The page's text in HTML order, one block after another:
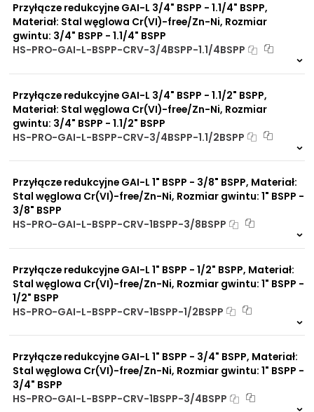
Przyłącze redukcyjne GAI-L 3/4" BSPP - 1.1/4" BSPP,
Materiał: Stal węglowa Cr(VI)-free/Zn-Ni, Rozmiar
gwintu: 3/4" BSPP - 1.1/4" BSPP
HS-PRO-GAI-L-BSPP-CRV-3/4BSPP-1.1/4BSPP
Przyłącze redukcyjne GAI-L 3/4" BSPP - 1.1/2" BSPP,
Materiał: Stal węglowa Cr(VI)-free/Zn-Ni, Rozmiar
gwintu: 3/4" BSPP - 1.1/2" BSPP
HS-PRO-GAI-L-BSPP-CRV-3/4BSPP-1.1/2BSPP
Przyłącze redukcyjne GAI-L 1" BSPP - 3/8" BSPP, Materiał:
Stal węglowa Cr(VI)-free/Zn-Ni, Rozmiar gwintu: 1" BSPP -
3/8" BSPP
HS-PRO-GAI-L-BSPP-CRV-1BSPP-3/8BSPP
Przyłącze redukcyjne GAI-L 1" BSPP - 1/2" BSPP, Materiał:
Stal węglowa Cr(VI)-free/Zn-Ni, Rozmiar gwintu: 1" BSPP -
1/2" BSPP
HS-PRO-GAI-L-BSPP-CRV-1BSPP-1/2BSPP
Przyłącze redukcyjne GAI-L 1" BSPP - 3/4" BSPP, Materiał:
Stal węglowa Cr(VI)-free/Zn-Ni, Rozmiar gwintu: 1" BSPP -
3/4" BSPP
HS-PRO-GAI-L-BSPP-CRV-1BSPP-3/4BSPP